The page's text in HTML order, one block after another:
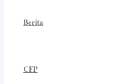
Berita
CFP